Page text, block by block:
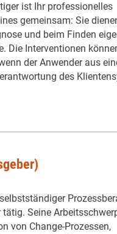
ist Ihr professionelles
gemeinsam: Sie
und beim Finden
Die Interventionen
der Anwender aus
des
Seine
von Change-Prozessen,